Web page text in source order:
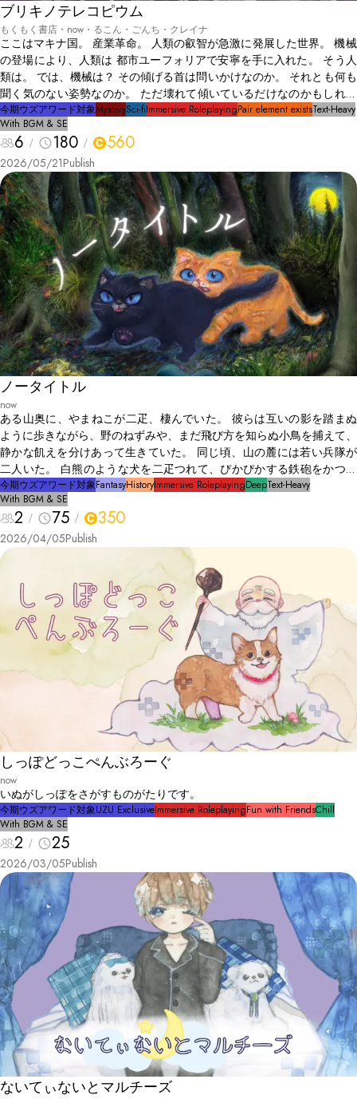
ブリキノテレコピウム
もくもく書店・now・るこん・ごんち・クレイナ
ここはマキナ国。 産業革命。 人類の叡智が急激に発展した世界。 機械
の登場により、人類は 都市ユーフォリアで安寧を手に入れた。 そう人
類は。 では、機械は？ その傾げる首は問いかけなのか。 それとも何も
聞く気のない姿勢なのか。 ただ壊れて傾いているだけなのかもしれな
い。 けれど。 彼は彼らの生き様を、 巻き戻せる術もなく。 星のない
今期ウズアワード対象MysterySci-fiImmersive RoleplayingPair element existsText-Heavy
With BGM & SE
6 180 560
2026/05/21Publish
ノータイトル
now
ある山奥に、やまねこが二疋、棲んでいた。 彼らは互いの影を踏まぬ
ように歩きながら、野のねずみや、まだ飛び方を知らぬ小鳥を捕えて、
静かな飢えを分けあって生きていた。 同じ頃、山の麓には若い兵隊が
二人いた。 白熊のような犬を二疋つれて、ぴかぴかする鉄砲をかつい
で、森へ分け入っていった。 これは、二疋と二人にまつわる、少しば
かり、注文の多い話である。
今期ウズアワード対象FantasyHistoryImmersive RoleplayingDeepText-Heavy
With BGM & SE
2 75 350
2026/04/05Publish
しっぽどっこぺんぶろーぐ
now
いぬがしっぽをさがすものがたりです。
今期ウズアワード対象UZU ExclusiveImmersive RoleplayingFun with FriendsChill
With BGM & SE
2 25
2026/03/05Publish
ないてぃないとマルチーズ